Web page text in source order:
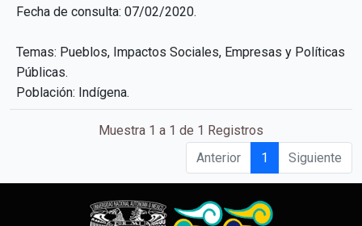
Fecha de consulta: 07/02/2020.
Temas: Pueblos, Impactos Sociales, Empresas y Políticas
Públicas.
Población: Indígena.
Muestra 1 a 1 de 1 Registros
Anterior
1 Siguiente